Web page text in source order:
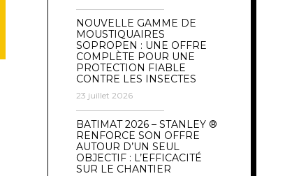
NOUVELLE GAMME DE
MOUSTIQUAIRES
SOPROPEN : UNE OFFRE
COMPLÈTE POUR UNE
PROTECTION FIABLE
CONTRE LES INSECTES
23 juillet 2026
BATIMAT 2026 – STANLEY ®
RENFORCE SON OFFRE
AUTOUR D’UN SEUL
OBJECTIF : L’EFFICACITÉ
SUR LE CHANTIER